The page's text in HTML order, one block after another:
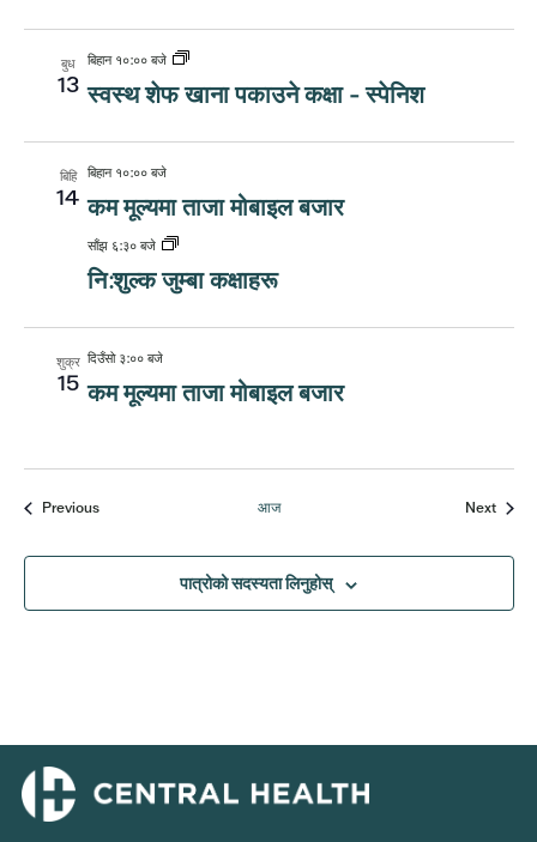
बुध
13
बिहान १०:०० बजे
स्वस्थ शेफ खाना पकाउने कक्षा - स्पेनिश
बिहि
14
बिहान १०:०० बजे
कम मूल्यमा ताजा मोबाइल बजार
साँझ ६:३० बजे
नि:शुल्क जुम्बा कक्षाहरू
शुक्र
15
दिउँसो ३:०० बजे
कम मूल्यमा ताजा मोबाइल बजार
Previousघटनाहरू आज Next
पात्रोको सदस्यता लिनुहोस्